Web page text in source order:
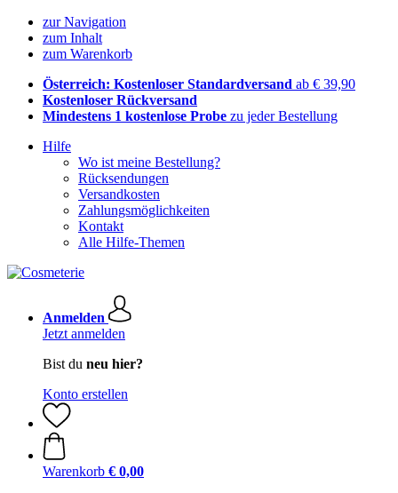
zur Navigation
zum Inhalt
zum Warenkorb
Österreich: Kostenloser Standardversand ab € 39,90
Kostenloser Rückversand
Mindestens 1 kostenlose Probe zu jeder Bestellung
Hilfe
Wo ist meine Bestellung?
Rücksendungen
Versandkosten
Zahlungsmöglichkeiten
Kontakt
Alle Hilfe-Themen
Anmelden
Jetzt anmelden
Bist du neu hier?
Konto erstellen
Warenkorb € 0,00